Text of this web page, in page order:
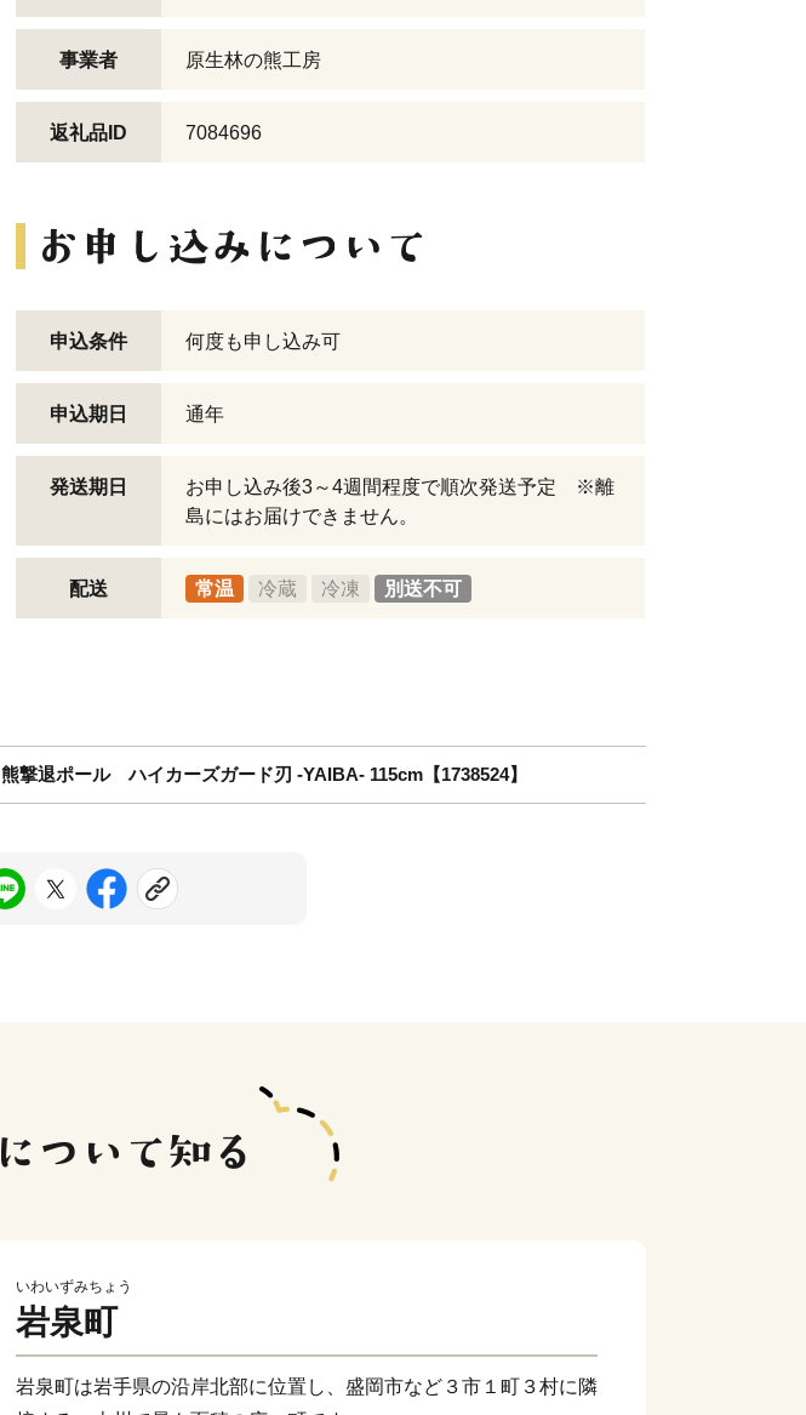
事業者 原生林の熊工房
返礼品ID 7084696
申込条件 何度も申し込み可
申込期日 通年
発送期日
お申し込み後3～4週間程度で順次発送予定 ※離
島にはお届けできません。
配送 常温 冷蔵 冷凍 別送不可
熊撃退ポール ハイカーズガード刃 -YAIBA- 115cm【1738524】
いわいずみちょう
岩泉町
岩泉町は岩手県の沿岸北部に位置し、盛岡市など３市１町３村に隣